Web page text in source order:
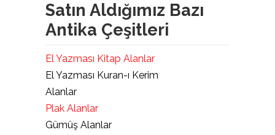
Satın Aldığımız Bazı
Antika Çeşitleri
El Yazması Kitap Alanlar
El Yazması Kuran-ı Kerim
Alanlar
Plak Alanlar
Gümüş Alanlar